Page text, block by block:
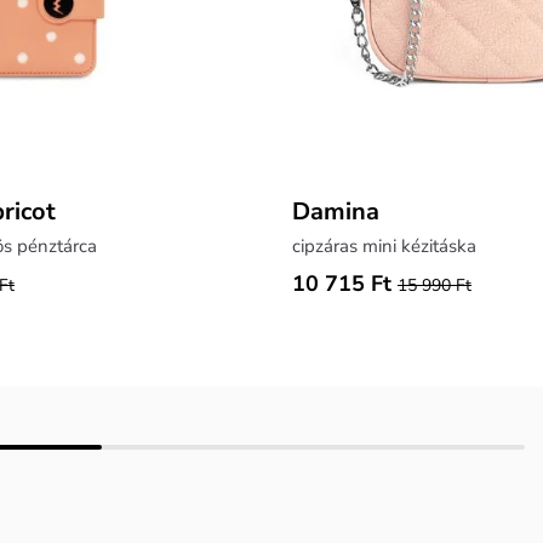
pénztárca
Damina
cipzáras mini kézitáska
10 715 Ft 15 990 Ft